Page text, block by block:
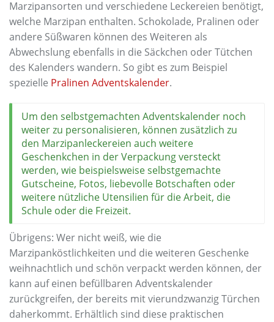
Marzipansorten und verschiedene Leckereien benötigt,
welche Marzipan enthalten. Schokolade, Pralinen oder
andere Süßwaren können des Weiteren als
Abwechslung ebenfalls in die Säckchen oder Tütchen
des Kalenders wandern. So gibt es zum Beispiel
spezielle Pralinen Adventskalender.
Um den selbstgemachten Adventskalender noch
weiter zu personalisieren, können zusätzlich zu
den Marzipanleckereien auch weitere
Geschenkchen in der Verpackung versteckt
werden, wie beispielsweise selbstgemachte
Gutscheine, Fotos, liebevolle Botschaften oder
weitere nützliche Utensilien für die Arbeit, die
Schule oder die Freizeit.
Übrigens: Wer nicht weiß, wie die
Marzipanköstlichkeiten und die weiteren Geschenke
weihnachtlich und schön verpackt werden können, der
kann auf einen befüllbaren Adventskalender
zurückgreifen, der bereits mit vierundzwanzig Türchen
daherkommt. Erhältlich sind diese praktischen